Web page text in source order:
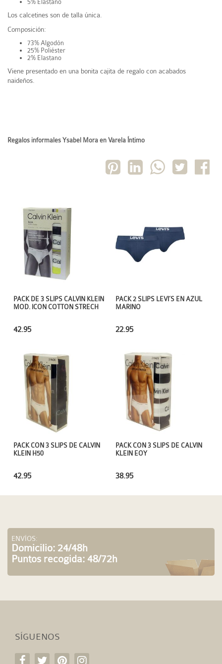
5% Elastano
Los calcetines son de talla única.
Composición:
73% Algodón
25% Poliéster
2% Elastano
Viene presentado en una bonita cajita de regalo con acabados
naideños.
Regalos informales Ysabel Mora en Varela Íntimo
PACK 2 SLIPS LEVI´S EN AZUL
MARINO
22.95
PACK DE 3 SLIPS CALVIN KLEIN
MOD. ICON COTTON STRECH
42.95
PACK CON 3 SLIPS DE CALVIN
KLEIN EOY
38.95
PACK CON 3 SLIPS DE CALVIN
KLEIN H50
42.95
ENVÍOS:
Domicilio: 24/48h
Puntos recogida: 48/72h
SÍGUENOS